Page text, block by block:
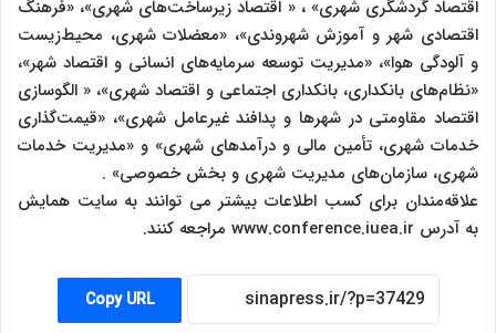
اقتصاد گردشگری شهری» ، « اقتصاد زیرساخت‌های شهری»، «فرهنگ
اقتصادی شهر و آموزش شهروندی»، «معضلات شهری، محیط‌زیست
و آلودگی هوا»، «مدیریت توسعه سرمایه‌های انسانی و اقتصاد شهر»،
«نظام‌های بانکداری، بانکداری اجتماعی و اقتصاد شهری»، « الگوسازی
اقتصاد مقاومتی در شهرها و پدافند غیرعامل شهری»، «قیمت‌گذاری
خدمات شهری، تأمین مالی و درآمدهای شهری» و «مدیریت خدمات
شهری، سازمان‌های مدیریت شهری و بخش خصوصی» .
علاقه‌مندان برای کسب اطلاعات بیشتر می توانند به سایت همایش
به آدرس www.conference.iuea.ir مراجعه کنند.
Copy URL